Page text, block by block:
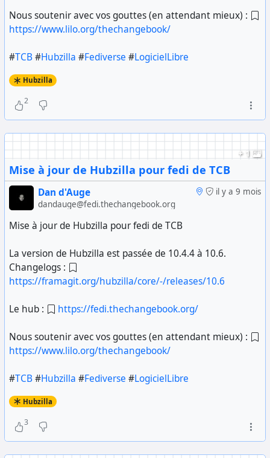
Nous soutenir avec vos gouttes (en attendant mieux) :
https://www.lilo.org/thechangebook/
#TCB#Hubzilla #Fediverse #LogicielLibre
Hubzilla
2
+ 1
Mise à jour de Hubzilla pour fedi de TCB
il y a 9 mois
Dan d'Auge
dandauge@fedi.thechangebook.org
Mise à jour de Hubzilla pour fedi de TCB
La version de Hubzilla est passée de 10.4.4 à 10.6.
Changelogs :
https://framagit.org/hubzilla/core/-/releases/10.6
Le hub : https://fedi.thechangebook.org/
Nous soutenir avec vos gouttes (en attendant mieux) :
https://www.lilo.org/thechangebook/
#TCB#Hubzilla #Fediverse #LogicielLibre
Hubzilla
3